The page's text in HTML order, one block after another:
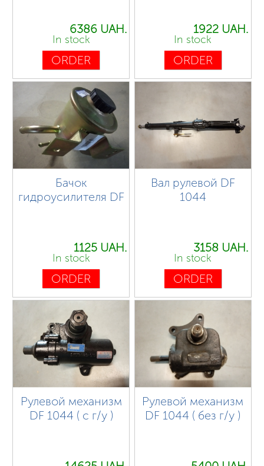
6386 UAH.
In stock
ORDER
1922 UAH.
In stock
ORDER
Бачок
гидроусилителя DF
1125 UAH.
In stock
ORDER
Вал рулевой DF
1044
3158 UAH.
In stock
ORDER
Рулевой механизм
DF 1044 ( с г/у )
Рулевой механизм
DF 1044 ( без г/у )